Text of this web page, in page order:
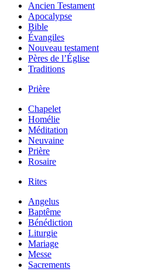
Ancien Testament
Apocalypse
Bible
Évangiles
Nouveau testament
Pères de l’Église
Traditions
Prière
Chapelet
Homélie
Méditation
Neuvaine
Prière
Rosaire
Rites
Angelus
Baptême
Bénédiction
Liturgie
Mariage
Messe
Sacrements